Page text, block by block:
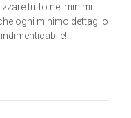
tutto nei minimi
ogni minimo dettaglio